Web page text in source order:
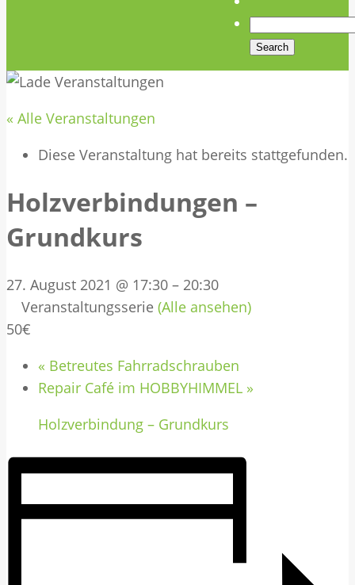
« Alle Veranstaltungen
Diese Veranstaltung hat bereits stattgefunden.
Holzverbindungen –
Grundkurs
27. August 2021 @ 17:30 – 20:30
Veranstaltungsserie (Alle ansehen)
50€
« Betreutes Fahrradschrauben
Repair Café im HOBBYHIMMEL »
Holzverbindung – Grundkurs